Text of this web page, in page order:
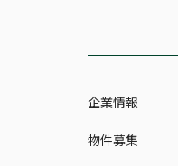
企業情報
物件募集